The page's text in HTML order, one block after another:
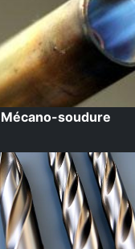
Mécano-soudure